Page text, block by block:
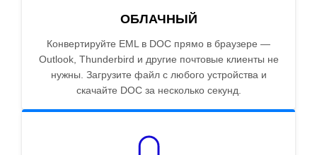
ОБЛАЧНЫЙ
Конвертируйте EML в DOC прямо в браузере —
Outlook, Thunderbird и другие почтовые клиенты не
нужны. Загрузите файл с любого устройства и
скачайте DOC за несколько секунд.